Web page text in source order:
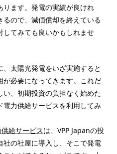
ります。発電の実績が良けれ
ので、減価償却を終えている
てみても良いかもしれませ
太陽光発電をいざ実施すると
必要になってきます。これだ
、初期投資の負担なく始めた
力供給サービスを利用してみ
給サービスは、VPP Japanの投
の社屋に導入し、そこで発電